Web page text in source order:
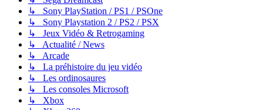
↳ Sony PlayStation / PS1 / PSOne
↳ Sony Playstation 2 / PS2 / PSX
↳ Jeux Vidéo & Retrogaming
↳ Actualité / News
↳ Arcade
↳ La préhistoire du jeu vidéo
↳ Les ordinosaures
↳ Les consoles Microsoft
↳ Xbox